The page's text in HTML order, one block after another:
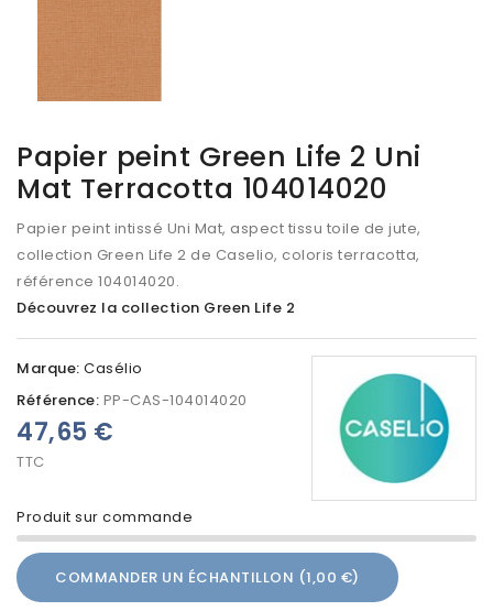
Papier peint Green Life 2 Uni
Mat Terracotta 104014020
Papier peint intissé Uni Mat, aspect tissu toile de jute,
collection Green Life 2 de Caselio, coloris terracotta,
référence 104014020.
Découvrez la collection Green Life 2
Marque: Casélio
Référence: PP-CAS-104014020
Produit sur commande
47,65 €
TTC
COMMANDER UN ÉCHANTILLON (1,00 €)